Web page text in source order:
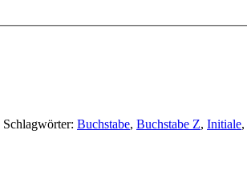
Schlagwörter: Buchstabe, Buchstabe Z, Initiale,